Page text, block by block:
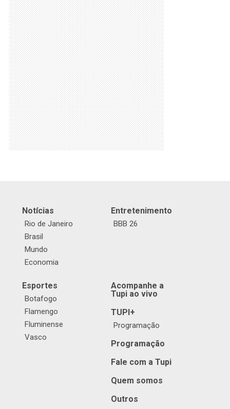
Notícias
Rio de Janeiro
Brasil
Mundo
Economia
Entretenimento
BBB 26
Esportes
Botafogo
Flamengo
Fluminense
Vasco
Acompanhe a
Tupi ao vivo
TUPI+
Programação
Programação
Fale com a Tupi
Quem somos
Outros